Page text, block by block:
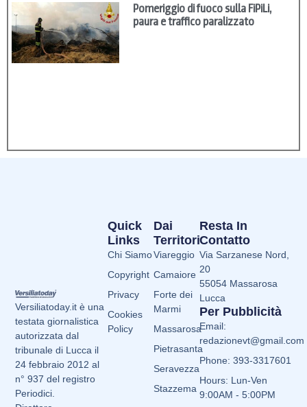
Pomeriggio di fuoco sulla FiPiLi,
paura e traffico paralizzato
Versiliatoday.it è una
testata giornalistica
autorizzata dal
tribunale di Lucca il
24 febbraio 2012 al
n° 937 del registro
Periodici.
Dai
Territori
Viareggio
Camaiore
Forte dei
Marmi
Massarosa
Pietrasanta
Seravezza
Stazzema
Quick
Links
Chi Siamo
Copyright
Privacy
Cookies
Policy
Resta In
Contatto
Via Sarzanese Nord,
20
55054 Massarosa
Lucca
Per Pubblicità
Email:
redazionevt@gmail.com
Phone: 393-3317601
Hours: Lun-Ven
9:00AM - 5:00PM